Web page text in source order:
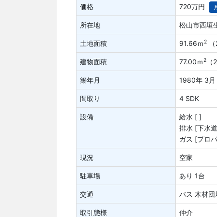
価格 720万円
所在地 松山市西垣
土地面積 91.66ｍ2
建物面積 77.00ｍ2
築年月 1980年 3月
間取り 4 SDK
設備
給水 [ ]
排水 [下水
ガス [プロ
現況 空家
駐車場 あり 1台
交通 バス 木材
取引態様 仲介